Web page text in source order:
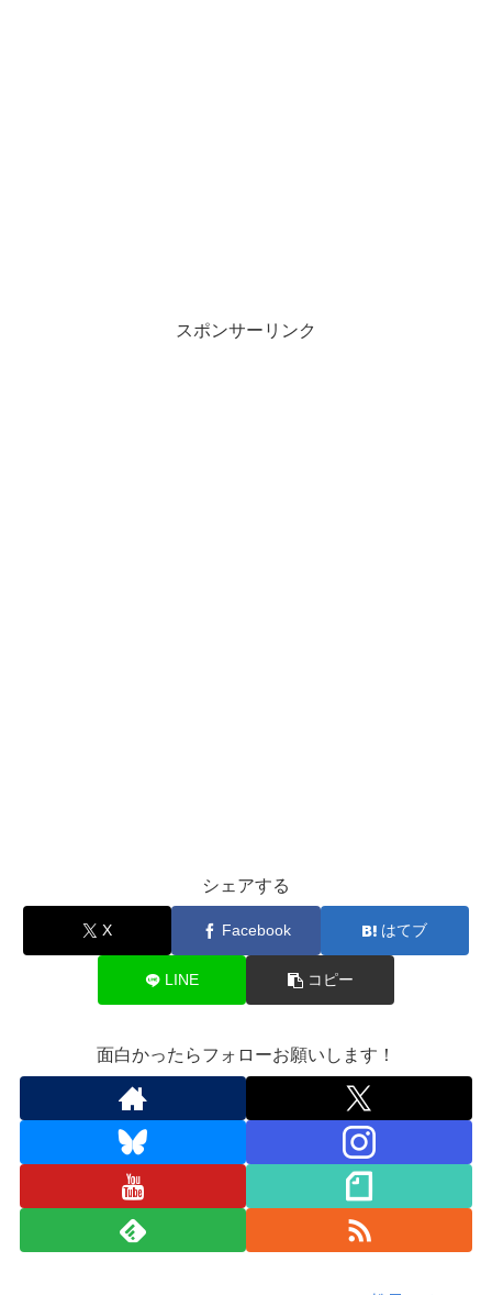
スポンサーリンク
シェアする
X Facebook はてブ
LINE コピー
面白かったらフォローお願いします！